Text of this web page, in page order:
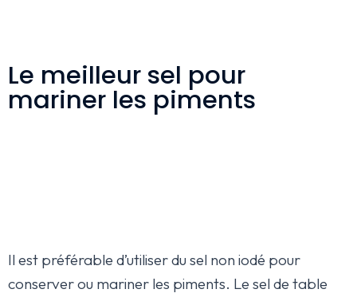
Le meilleur sel pour
mariner les piments
Il est préférable d’utiliser du sel non iodé pour
conserver ou mariner les piments. Le sel de table